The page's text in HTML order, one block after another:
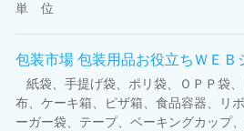
単 位
包装市場 包装用品お役立ちＷＥＢ
紙袋、手提げ袋、ポリ袋、ＯＰＰ袋
布、ケーキ箱、ピザ箱、食品容器、リ
ーガー袋、テープ、ベーキングカップ